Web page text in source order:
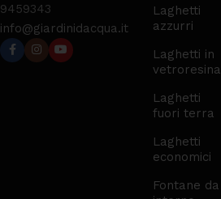
9459343
info@giardinidacqua.it
Laghetti
azzurri
Laghetti in
vetroresina
Laghetti
fuori terra
Laghetti
economici
Fontane da